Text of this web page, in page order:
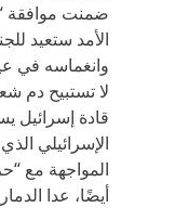
ضمنت موافقة
الأمد ستعيد
وانغماسه في
لا تستبيح دم
قادة إسرائيل
الإسرائيلي
المواجهة مع
أيضًا، عدا